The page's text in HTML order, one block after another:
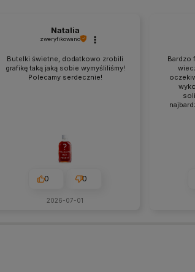
Natalia
zweryfikowano
Butelki świetne, dodatkowo zrobili
grafikę taką jaką sobie wymyśliliśmy!
Polecamy serdecznie!
0 0
2026-07-01
Bardzo